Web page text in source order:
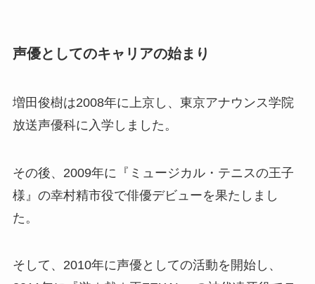
声優としてのキャリアの始まり
増田俊樹は2008年に上京し、東京アナウンス学院
放送声優科に入学しました。
その後、2009年に『ミュージカル・テニスの王子
様』の幸村精市役で俳優デビューを果たしまし
た。
そして、2010年に声優としての活動を開始し、